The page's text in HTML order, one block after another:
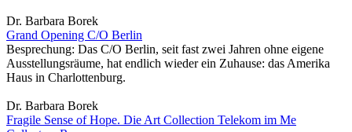
Dr. Barbara Borek
Grand Opening C/O Berlin
Besprechung: Das C/O Berlin, seit fast zwei Jahren ohne eigene
Ausstellungsräume, hat endlich wieder ein Zuhause: das Amerika
Haus in Charlottenburg.
Dr. Barbara Borek
Fragile Sense of Hope. Die Art Collection Telekom im Me